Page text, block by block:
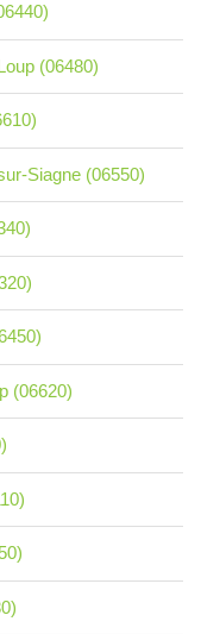
(06480)
Siagne (06550)
(06620)